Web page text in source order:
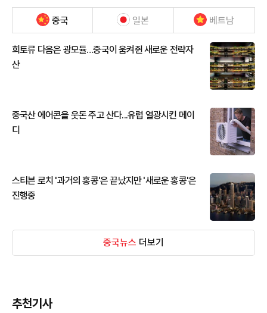
중국 일본 베트남
희토류 다음은 광모듈…중국이 움켜쥔 새로운 전략자
산
중국산 에어콘을 웃돈 주고 산다...유럽 열광시킨 메이
디
스티븐 로치 '과거의 홍콩'은 끝났지만 '새로운 홍콩'은
진행중
중국뉴스 더보기
추천기사